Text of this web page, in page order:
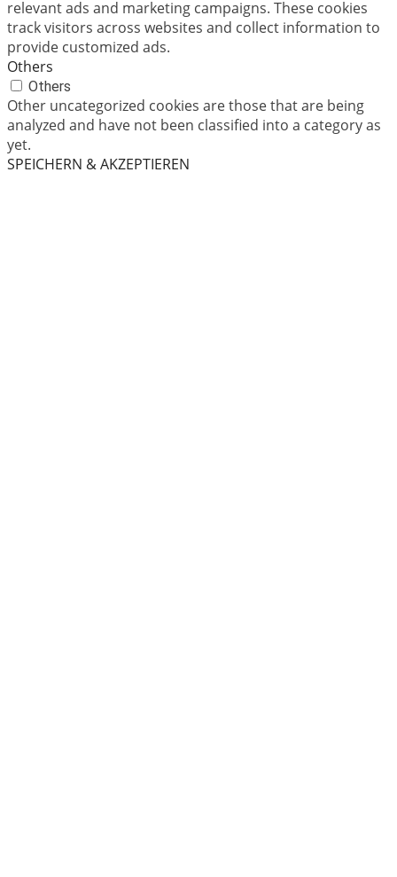
relevant ads and marketing campaigns. These cookies
track visitors across websites and collect information to
provide customized ads.
Others
Others
Other uncategorized cookies are those that are being
analyzed and have not been classified into a category as
yet.
SPEICHERN & AKZEPTIEREN